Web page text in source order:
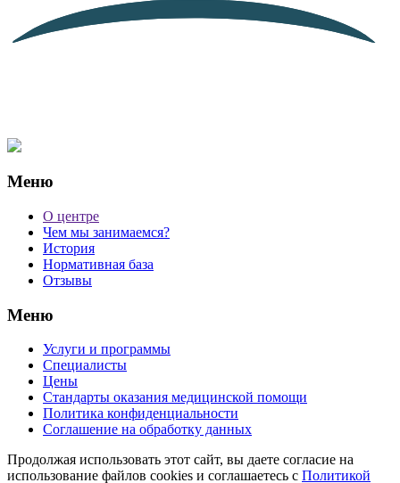
Меню
О центре
Чем мы занимаемся?
История
Нормативная база
Отзывы
Меню
Услуги и программы
Специалисты
Цены
Стандарты оказания медицинской помощи
Политика конфиденциальности
Соглашение на обработку данных
Продолжая использовать этот сайт, вы даете согласие на
использование файлов cookies и соглашаетесь с Политикой